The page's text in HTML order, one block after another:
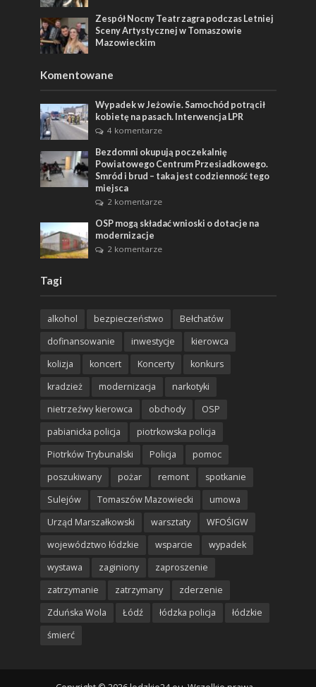
Zespół Nocny Teatr zagra podczas Letniej
Sceny Artystycznej w Tomaszowie
Mazowieckim
Komentowane
Wypadek w Jeżowie. Samochód potrącił
kobietę na pasach. Interwencja LPR
4 komentarze
Bezdomni okupują poczekalnię
Powiatowego Centrum Przesiadkowego.
Smród i brud – taka jest codzienność tego
miejsca
2 komentarze
OSP mogą składać wnioski o dotacje na
modernizacje
2 komentarze
Tagi
alkohol bezpieczeństwo
Bełchatów
dofinansowanie
inwestycje
kierowca
kolizja
koncert Koncerty
konkurs
kradzież
modernizacja
narkotyki
nietrzeźwy kierowca
obchody
OSP
pabianicka policja
piotrkowska policja
Piotrków Trybunalski
Policja
pomoc
poszukiwany
pożar remont
spotkanie
Sulejów
Tomaszów Mazowiecki
umowa
Urząd Marszałkowski
warsztaty
WFOŚIGW
województwo łódzkie
wsparcie
wypadek
wystawa
zaginiony
zaproszenie
zatrzymanie
zatrzymany
zderzenie
Zduńska Wola
Łódź łódzka policja
łódzkie
śmierć